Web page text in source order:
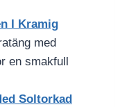
I Kramig
med
en smakfull
Soltorkad